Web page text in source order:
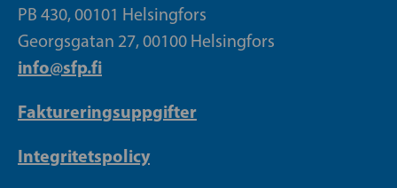
PB 430, 00101 Helsingfors
Georgsgatan 27, 00100 Helsingfors
info@sfp.fi
Faktureringsuppgifter
Integritetspolicy